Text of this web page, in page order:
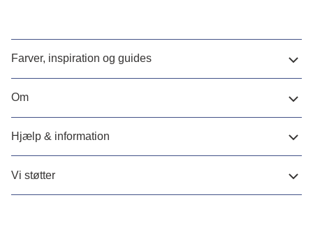
Farver, inspiration og guides
Om
Hjælp & information
Vi støtter